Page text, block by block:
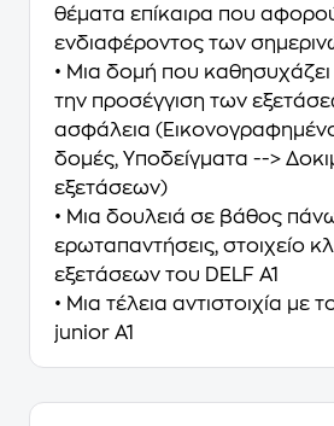
θέματα επίκαιρα που
ενδιαφέροντος των
• Μια δομή που καθησυχάζει
την προσέγγιση των
ασφάλεια (Εικονογραφημένο
δομές, Υποδείγματα -->
εξετάσεων)
• Μια δουλειά σε βάθος
ερωταπαντήσεις, στοιχείο
εξετάσεων του DELF A1
• Μια τέλεια αντιστοιχία με
junior A1